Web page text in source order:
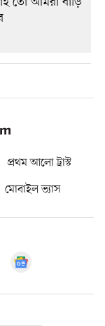
প্রথম আলো ট্রাস্ট
মোবাইল ভ্যাস